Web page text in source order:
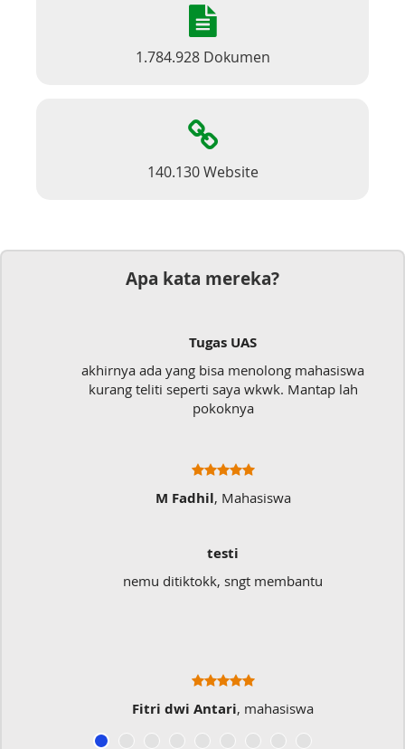
1.784.928 Dokumen
140.130 Website
Apa kata mereka?
Tugas UAS
akhirnya ada yang bisa menolong mahasiswa
kurang teliti seperti saya wkwk. Mantap lah
pokoknya
M Fadhil, Mahasiswa
testi
nemu ditiktokk, sngt membantu
Fitri dwi Antari, mahasiswa